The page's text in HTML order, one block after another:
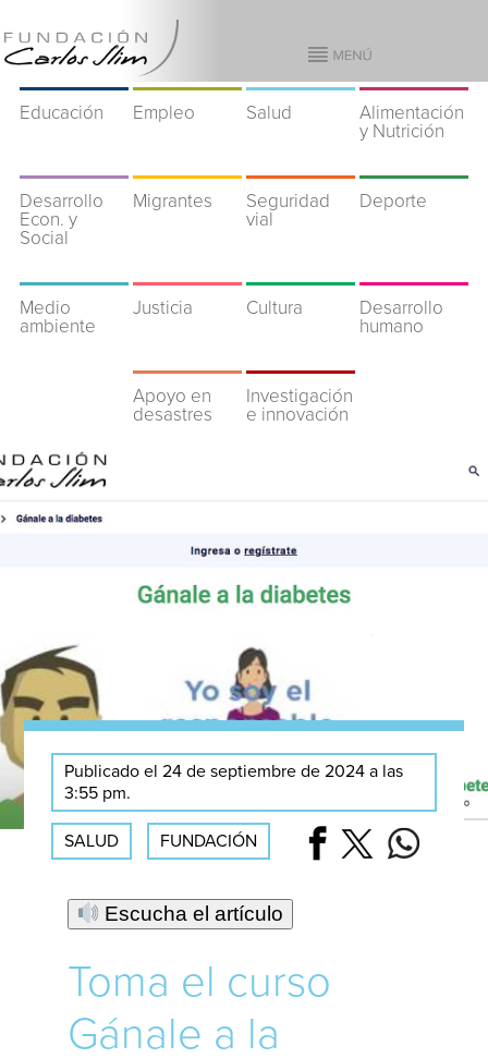
Educación Empleo Salud
Alimentación
y Nutrición
Desarrollo
Econ. y
Social
Migrantes
Seguridad
vial
Deporte
Medio
ambiente
Justicia Cultura
Desarrollo
humano
Apoyo en
desastres
Investigación
e innovación
Publicado el 24 de septiembre de 2024 a las
3:55 pm.
SALUD FUNDACIÓN
Escucha el artículo
Toma el curso
Gánale a la